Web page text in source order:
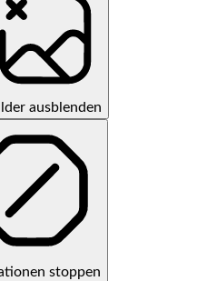
ausblenden
stoppen